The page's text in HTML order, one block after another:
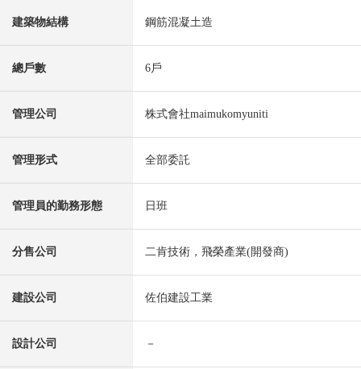
建築物結構 鋼筋混凝土造
總戶數 6戶
管理公司 株式會社maimukomyuniti
管理形式 全部委託
管理員的勤務形態 日班
分售公司 二肯技術，飛榮產業(開發商)
建設公司 佐伯建設工業
設計公司 －